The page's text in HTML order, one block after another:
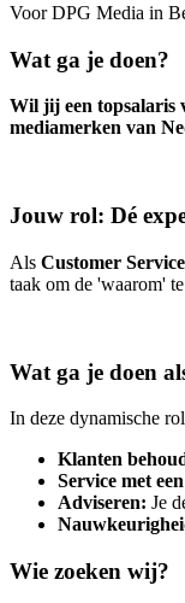
Voor DPG Media in
Wat ga je doen?
Wil jij een topsalaris
mediamerken van
Jouw rol: Dé
Als Customer
taak om de 'waarom'
Wat ga je doen
In deze dynamische
Klanten
Service met
Adviseren: Je
Wie zoeken wij?